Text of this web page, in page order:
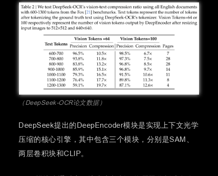
（DeepSeek-OCR论文数据）
DeepSeek提出的DeepEncoder模块是实现上下文光学
压缩的核心引擎，其中包含三个模块，分别是SAM、
两层卷积块和CLIP。